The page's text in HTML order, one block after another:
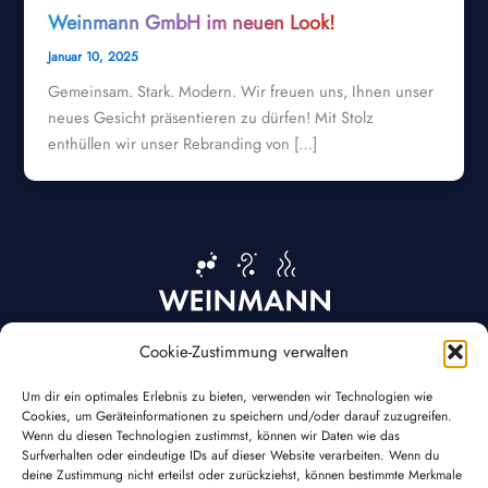
Cookie-Zustimmung verwalten
Um dir ein optimales Erlebnis zu bieten, verwenden wir Technologien wie
Cookies, um Geräteinformationen zu speichern und/oder darauf zuzugreifen.
Wenn du diesen Technologien zustimmst, können wir Daten wie das
Surfverhalten oder eindeutige IDs auf dieser Website verarbeiten. Wenn du
deine Zustimmung nicht erteilst oder zurückziehst, können bestimmte Merkmale
Weinmann GmbH im neuen Look!
Januar 10, 2025
Gemeinsam. Stark. Modern. Wir freuen uns, Ihnen unser
neues Gesicht präsentieren zu dürfen! Mit Stolz
enthüllen wir unser Rebranding von […]
Home
News
Team
Karriere
Rechtliches
Impressum
Datenschutz
Cookies